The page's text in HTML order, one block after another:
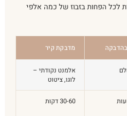
לכל הפחות בזבוז של כמה אלפי
מדבקת קיר
אלמנט נקודתי –
לוגו, ציטוט
30-60 דקות